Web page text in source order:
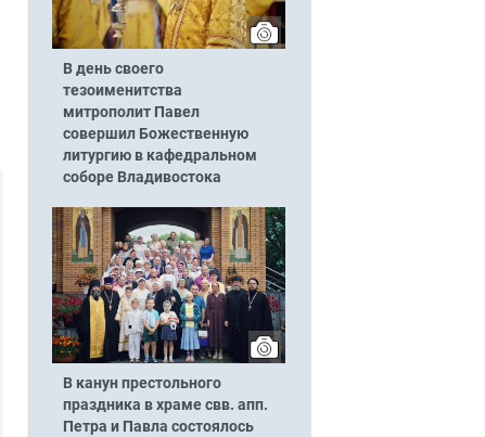
В день своего
тезоименитства
митрополит Павел
совершил Божественную
литургию в кафедральном
соборе Владивостока
В канун престольного
праздника в храме свв. апп.
Петра и Павла состоялось